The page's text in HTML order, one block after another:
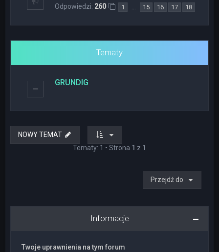
Odpowiedzi: 260 1 … 15 16 17 18
Tematy
GRUNDIG
NOWY TEMAT
Tematy: 1 • Strona 1 z 1
Przejdź do
Informacje
Twoje uprawnienia na tym forum